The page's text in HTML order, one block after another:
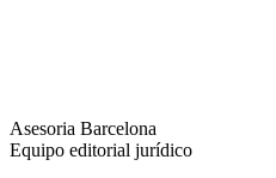
Asesoria Barcelona
Equipo editorial jurídico